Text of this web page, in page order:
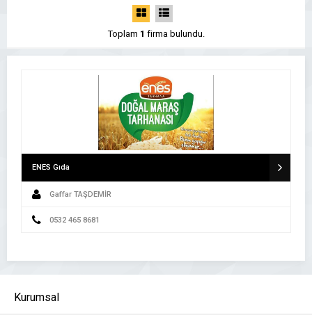
Toplam 1 firma bulundu.
ENES Gıda
Gaffar TAŞDEMİR
0532 465 8681
Kurumsal